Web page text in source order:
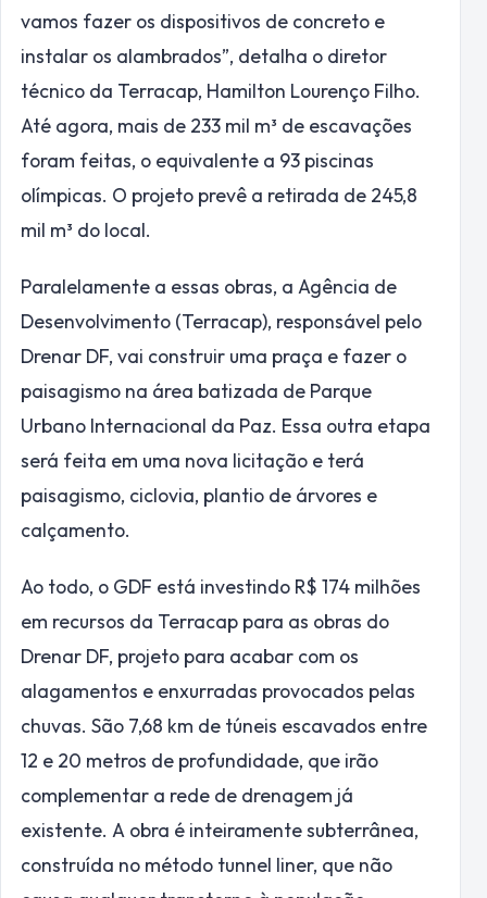
vamos fazer os dispositivos de concreto e
instalar os alambrados”, detalha o diretor
técnico da Terracap, Hamilton Lourenço Filho.
Até agora, mais de 233 mil m³ de escavações
foram feitas, o equivalente a 93 piscinas
olímpicas. O projeto prevê a retirada de 245,8
mil m³ do local.
Paralelamente a essas obras, a Agência de
Desenvolvimento (Terracap), responsável pelo
Drenar DF, vai construir uma praça e fazer o
paisagismo na área batizada de Parque
Urbano Internacional da Paz. Essa outra etapa
será feita em uma nova licitação e terá
paisagismo, ciclovia, plantio de árvores e
calçamento.
Ao todo, o GDF está investindo R$ 174 milhões
em recursos da Terracap para as obras do
Drenar DF, projeto para acabar com os
alagamentos e enxurradas provocados pelas
chuvas. São 7,68 km de túneis escavados entre
12 e 20 metros de profundidade, que irão
complementar a rede de drenagem já
existente. A obra é inteiramente subterrânea,
construída no método tunnel liner, que não